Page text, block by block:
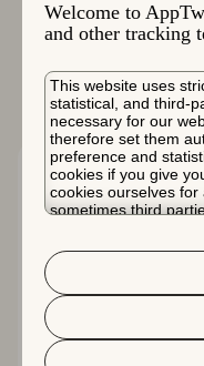
Welcome to
and other tracking
This website uses
statistical, and third-
necessary for our
therefore set them
preference and
cookies if you give
cookies ourselves
sometimes third
about the protection
different cookies we
&Privacy Policy. You
and preferences by
更